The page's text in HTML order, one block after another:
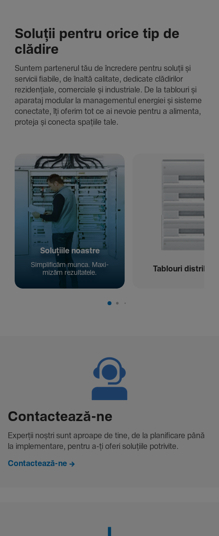
Soluții pentru orice tip de
clădire
Suntem parte­nerul tău de încre­dere pentru soluții și
servicii fiabile, de înaltă cali­tate, dedi­cate clădi­rilor
rezi­den­țiale, comer­ciale și indus­triale. De la tablouri și
aparataj modular la managementul energiei și sisteme
conec­tate, îți oferim tot ce ai nevoie pentru a alimenta,
proteja și conecta spațiile tale.
Solu­țiile noastre
Simpli­ficăm munca. Maxi­
mizăm rezul­ta­tele.
Tablouri
Contac­tează-ne
Experții noștri sunt aproape de tine, de la plani­fi­care până
la imple­men­tare, pentru a-ți oferi solu­țiile potri­vite.
Contactează-ne